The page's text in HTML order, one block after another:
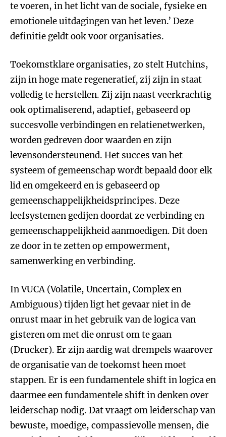
te voeren, in het licht van de sociale, fysieke en
emotionele uitdagingen van het leven.’ Deze
definitie geldt ook voor organisaties.
Toekomstklare organisaties, zo stelt Hutchins,
zijn in hoge mate regeneratief,zij zijn in staat
volledig te herstellen. Zij zijn naast veerkrachtig
ook optimaliserend, adaptief, gebaseerd op
succesvolle verbindingen en relatienetwerken,
worden gedreven door waarden en zijn
levensondersteunend. Het succes van het
systeem of gemeenschap wordt bepaald door elk
lid en omgekeerd en is gebaseerd op
gemeenschappelijkheidsprincipes. Deze
leefsystemen gedijen doordat ze verbinding en
gemeenschappelijkheid aanmoedigen. Dit doen
ze door in te zetten op empowerment,
samenwerking en verbinding.
In VUCA (Volatile, Uncertain, Complex en
Ambiguous) tijden ligt het gevaar niet in de
onrust maar in het gebruik van de logica van
gisteren om met die onrust om te gaan
(Drucker). Er zijn aardig wat drempels waarover
de organisatie van de toekomst heen moet
stappen. Er is een fundamentele shift in logica en
daarmee een fundamentele shift in denken over
leiderschap nodig. Dat vraagt om leiderschap van
bewuste, moedige, compassievolle mensen, die